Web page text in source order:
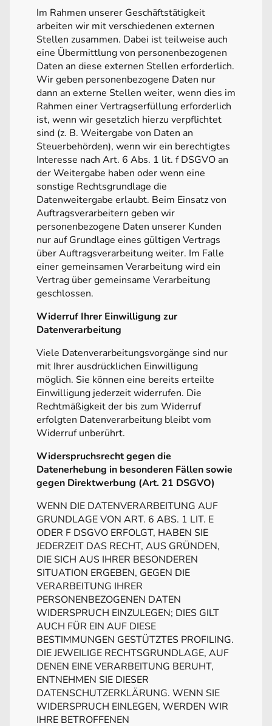
Im Rahmen unserer Geschäftstätigkeit
arbeiten wir mit verschiedenen externen
Stellen zusammen. Dabei ist teilweise auch
eine Übermittlung von personenbezogenen
Daten an diese externen Stellen erforderlich.
Wir geben personenbezogene Daten nur
dann an externe Stellen weiter, wenn dies im
Rahmen einer Vertragserfüllung erforderlich
ist, wenn wir gesetzlich hierzu verpflichtet
sind (z. B. Weitergabe von Daten an
Steuerbehörden), wenn wir ein berechtigtes
Interesse nach Art. 6 Abs. 1 lit. f DSGVO an
der Weitergabe haben oder wenn eine
sonstige Rechtsgrundlage die
Datenweitergabe erlaubt. Beim Einsatz von
Auftragsverarbeitern geben wir
personenbezogene Daten unserer Kunden
nur auf Grundlage eines gültigen Vertrags
über Auftragsverarbeitung weiter. Im Falle
einer gemeinsamen Verarbeitung wird ein
Vertrag über gemeinsame Verarbeitung
geschlossen.
Widerruf Ihrer Einwilligung zur
Datenverarbeitung
Viele Datenverarbeitungsvorgänge sind nur
mit Ihrer ausdrücklichen Einwilligung
möglich. Sie können eine bereits erteilte
Einwilligung jederzeit widerrufen. Die
Rechtmäßigkeit der bis zum Widerruf
erfolgten Datenverarbeitung bleibt vom
Widerruf unberührt.
Widerspruchsrecht gegen die
Datenerhebung in besonderen Fällen sowie
gegen Direktwerbung (Art. 21 DSGVO)
WENN DIE DATENVERARBEITUNG AUF
GRUNDLAGE VON ART. 6 ABS. 1 LIT. E
ODER F DSGVO ERFOLGT, HABEN SIE
JEDERZEIT DAS RECHT, AUS GRÜNDEN,
DIE SICH AUS IHRER BESONDEREN
SITUATION ERGEBEN, GEGEN DIE
VERARBEITUNG IHRER
PERSONENBEZOGENEN DATEN
WIDERSPRUCH EINZULEGEN; DIES GILT
AUCH FÜR EIN AUF DIESE
BESTIMMUNGEN GESTÜTZTES PROFILING.
DIE JEWEILIGE RECHTSGRUNDLAGE, AUF
DENEN EINE VERARBEITUNG BERUHT,
ENTNEHMEN SIE DIESER
DATENSCHUTZERKLÄRUNG. WENN SIE
WIDERSPRUCH EINLEGEN, WERDEN WIR
IHRE BETROFFENEN